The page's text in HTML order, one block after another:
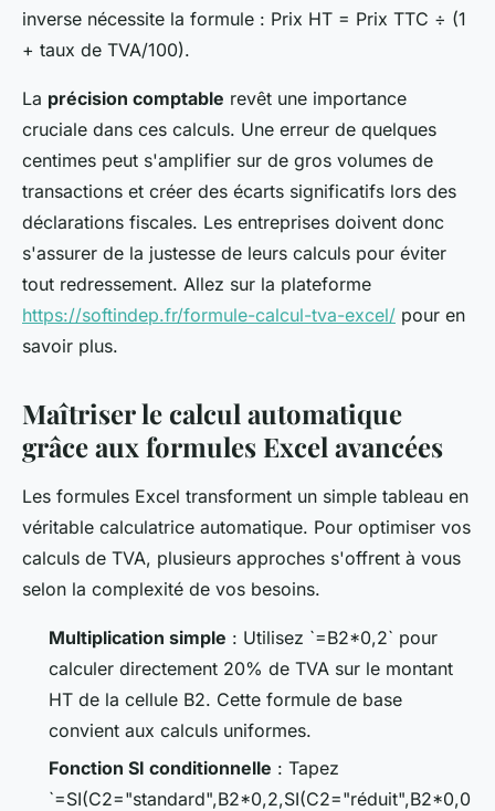
inverse nécessite la formule : Prix HT = Prix TTC ÷ (1
+ taux de TVA/100).
La précision comptable revêt une importance
cruciale dans ces calculs. Une erreur de quelques
centimes peut s'amplifier sur de gros volumes de
transactions et créer des écarts significatifs lors des
déclarations fiscales. Les entreprises doivent donc
s'assurer de la justesse de leurs calculs pour éviter
tout redressement. Allez sur la plateforme
https://softindep.fr/formule-calcul-tva-excel/ pour en
savoir plus.
Maîtriser le calcul automatique
grâce aux formules Excel avancées
Les formules Excel transforment un simple tableau en
véritable calculatrice automatique. Pour optimiser vos
calculs de TVA, plusieurs approches s'offrent à vous
selon la complexité de vos besoins.
Multiplication simple : Utilisez `=B2*0,2` pour
calculer directement 20% de TVA sur le montant
HT de la cellule B2. Cette formule de base
convient aux calculs uniformes.
Fonction SI conditionnelle : Tapez
`=SI(C2="standard",B2*0,2,SI(C2="réduit",B2*0,0